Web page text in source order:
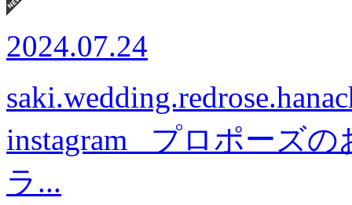
2024.07.24
instagram プロポーズ
ラ...